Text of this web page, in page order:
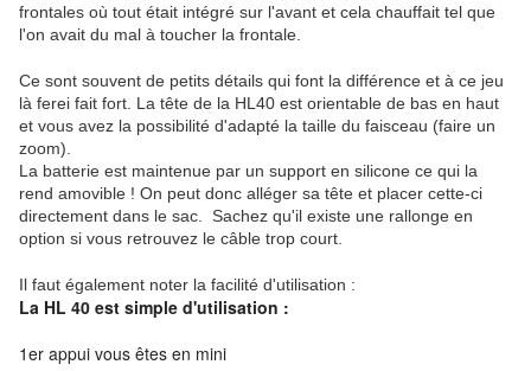
frontales où tout était intégré sur l'avant et cela chauffait tel que
l'on avait du mal à toucher la frontale.
Ce sont souvent de petits détails qui font la différence et à ce jeu
là ferei fait fort. La tête de la HL40 est orientable de bas en haut
et vous avez la possibilité d'adapté la taille du faisceau (faire un
zoom).
La batterie est maintenue par un support en silicone ce qui la
rend amovible ! On peut donc alléger sa tête et placer cette-ci
directement dans le sac. Sachez qu'il existe une rallonge en
option si vous retrouvez le câble trop court.
Il faut également noter la facilité d'utilisation :
La HL 40 est simple d'utilisation :
1er appui vous êtes en mini